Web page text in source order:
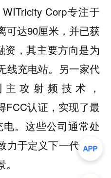
Corp专注于
可达90厘米，并已获
，其主要方向是为
线充电站。另一家代
主攻射频技术，
FCC认证，实现了最
。这些公司通常处
力于定义下一代无线